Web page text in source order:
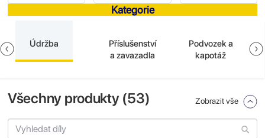
Kategorie
Údržba
Příslušenství
a zavazadla
Podvozek a
kapotáž
Všechny produkty (53) Zobrazit vše